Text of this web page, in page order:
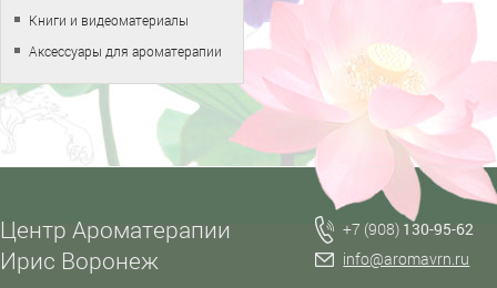
Книги и видеоматериалы
Аксессуары для ароматерапии
Центр Ароматерапии
Ирис Воронеж
+7 (908) 130-95-62
info@aromavrn.ru